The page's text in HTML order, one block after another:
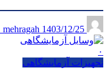
1403/12/25
۰
تجهیزات آزمایشگاهی